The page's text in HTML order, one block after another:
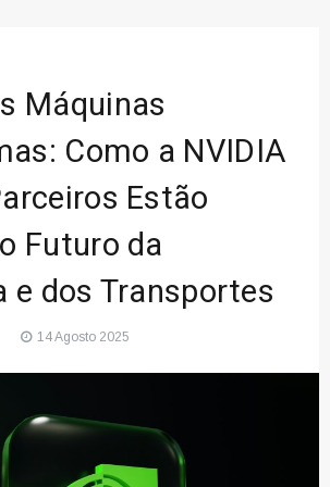
Máquinas
Como a NVIDIA
Estão
Futuro da
e dos Transportes
14 Agosto 2025